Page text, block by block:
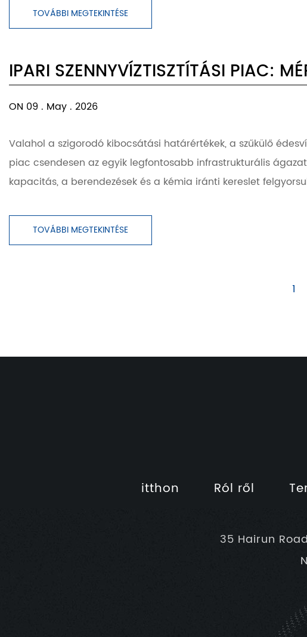
TOVÁBBI MEGTEKINTÉSE
IPARI SZENNYVÍZTISZTÍTÁSI PIAC:
ON 09 . May . 2026
Valahol a szigorodó kibocsátási határértékek, a szűkülő
piac csendesen az egyik legfontosabb infrastrukturális
kapacitás, a berendezések és a kémia iránti kereslet
TOVÁBBI MEGTEKINTÉSE
1
itthon Ról ről
35 Hairun